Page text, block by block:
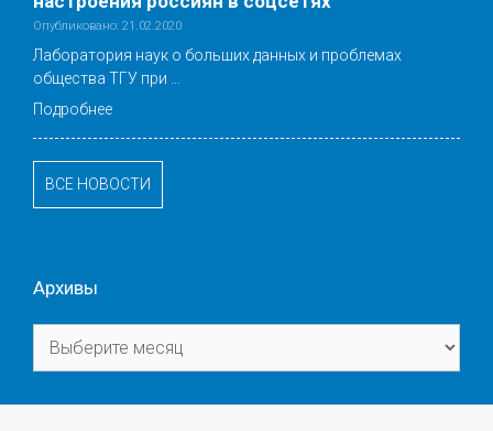
Опубликовано: 21.02.2020
Лаборатория наук о больших данных и проблемах
общества ТГУ при …
Подробнее
ВСЕ НОВОСТИ
Архивы